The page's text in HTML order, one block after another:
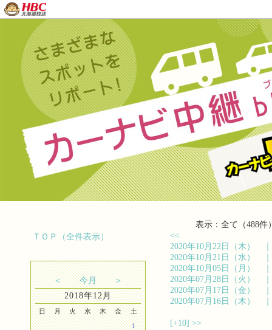
ＴＯＰ（全件表示）
＜ 今月
＞
2018年12月
日 月 火 水 木 金
土
1
表示：全て（488件
<<
2020年10月22日（木）
2020年10月21日（水）
2020年10月05日（月）
2020年07月28日（火）
2020年07月17日（金）
2020年07月16日（木）
[+10] >>